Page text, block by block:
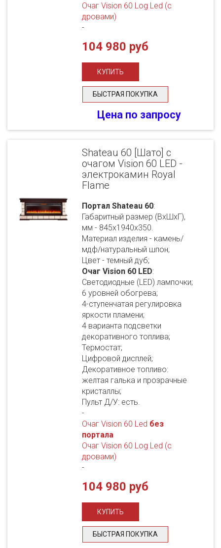
Очаг Vision 60 Log Led (с
дровами)
-
104 980 руб
БЫСТРАЯ ПОКУПКА
Цена по запросу
Shateau 60 [Шато] с
очагом Vision 60 LED -
электрокамин Royal
Flame
Портал Shateau 60:
Габаритный размер (ВхШхГ),
мм - 845х1940х350.
Материал изделия - камень/
мдф/натуральный шпон;
Цвет - темный дуб;
Очаг Vision 60 LED:
Светодиодные (LED) лампочки;
6 уровней обогрева;
4-ступенчатая регулировка
яркости пламени;
4 варианта подсветки
декоративного топлива;
Термостат;
Цифровой дисплей;
Декоративное топливо:
желтая галька и прозрачные
кристаллы;
Пульт Д/У: есть.
-
Очаг Vision 60 Led без
портала
Очаг Vision 60 Log Led (с
дровами)
-
104 980 руб
БЫСТРАЯ ПОКУПКА